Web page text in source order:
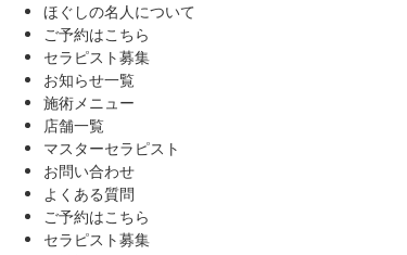
ほぐしの名人について
ご予約はこちら
セラピスト募集
お知らせ一覧
施術メニュー
店舗一覧
マスターセラピスト
お問い合わせ
よくある質問
ご予約はこちら
セラピスト募集